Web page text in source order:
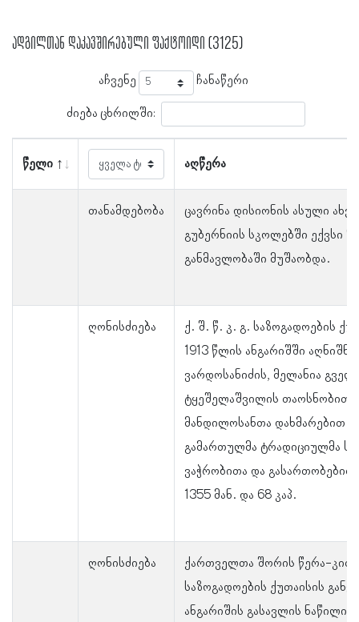
ადგილთან დაკავშირებული ფაქტოიდი (3125)
აჩვენე ჩანაწერი
ძიება ცხრილში:
წელი აღწერა
თანამდებობა
ცავრინა დისიონის ასული
გუბერნიის სკოლებში ექვსი
განმავლობაში მუშაობდა.
ღონისძიება
ქ. შ. წ. კ. გ. საზოგადოების
1913 წლის ანგარიშში
ვარდოსანიძის, მელანია
ტყეშელაშვილის
მანდილოსანთა დახმარებით
გამართულმა ტრადიციულმა
ვაჭრობითა და
1355 მან. და 68 კაპ.
ღონისძიება
ქართველთა შორის წერა-
საზოგადოების ქუთაისის
ანგარიშის გასავლის ნაწილის